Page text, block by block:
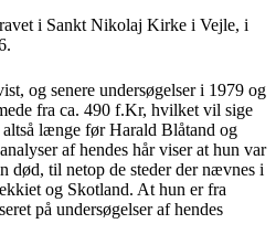
i Sankt Nikolaj Kirke i Vejle, i
og senere undersøgelser i 1979 og
fra ca. 490 f.Kr, hvilket vil sige
længe før Harald Blåtand og
af hendes hår viser at hun var
død, til netop de steder der nævnes i
og Skotland. At hun er fra
på undersøgelser af hendes